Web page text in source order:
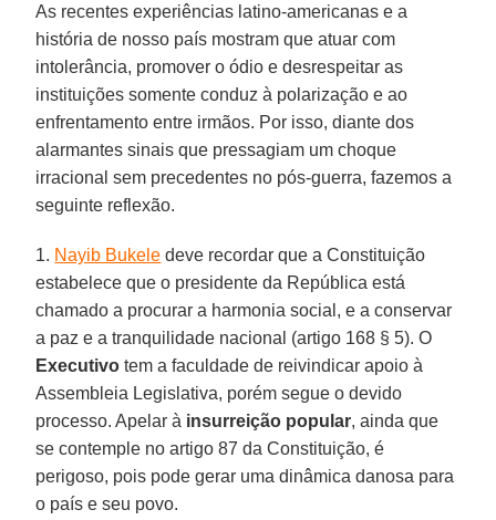
As recentes experiências latino-americanas e a
história de nosso país mostram que atuar com
intolerância, promover o ódio e desrespeitar as
instituições somente conduz à polarização e ao
enfrentamento entre irmãos. Por isso, diante dos
alarmantes sinais que pressagiam um choque
irracional sem precedentes no pós-guerra, fazemos a
seguinte reflexão.
1. Nayib Bukele deve recordar que a Constituição
estabelece que o presidente da República está
chamado a procurar a harmonia social, e a conservar
a paz e a tranquilidade nacional (artigo 168 § 5). O
Executivo tem a faculdade de reivindicar apoio à
Assembleia Legislativa, porém segue o devido
processo. Apelar à insurreição popular, ainda que
se contemple no artigo 87 da Constituição, é
perigoso, pois pode gerar uma dinâmica danosa para
o país e seu povo.